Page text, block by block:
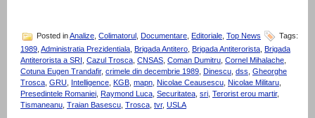
Posted inAnalize Colimatorul Documentare Editoriale Top News
Tags:
1989, Administratia Prezidentiala, Brigada Antitero, Brigada Antiterorista, Brigada
Antiterorista a SRI , Cazul Trosca, CNSAS, Coman Dumitru, Cornel Mihalache,
Cotuna Eugen Trandafir, crimele din decembrie 1989, Dinescu, dss, Gheorghe
Trosca, GRU, Intelligence, KGB, mapn, Nicolae Ceausescu, Nicolae Militaru,
Presedintele Romaniei, Raymond Luca, Securitatea, sri, Terorist erou martir,
Tismaneanu, Traian Basescu, Trosca, tvr, USLA